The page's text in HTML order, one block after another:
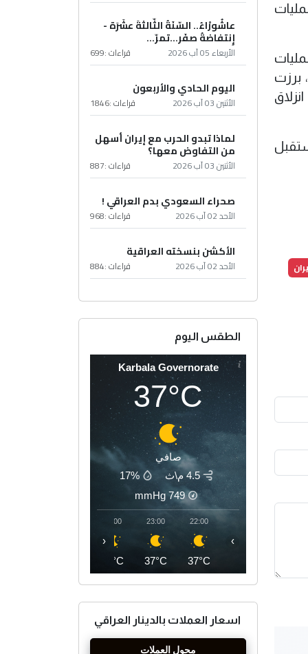
برزت
عاشُورْاءُ.. السّنَةُ الثّالثةَ عشَرَة -
إِنتفاضةُ صفَر…تمرّ...
الأربعاء 05 آب 2026 قراءات :699
اليوم الحادي والأربعون
الأثنين 03 آب 2026 قراءات :1846
لماذا تبدو الحرب مع إيران أسهل
من التفاوض معها؟
الأثنين 03 آب 2026 قراءات :887
صحراء السعودي بدم العراقي !
الأحد 02 آب 2026 قراءات :968
الأكشن بنسخته العراقية
الأحد 02 آب 2026 قراءات :884
الطقس اليوم
Karbala Governorate
37°C
صافي
4.5 م\ث
17%
749
mmHg
22:00
37°C
23:00
37°C
00:00
36°C
‹ ›
اسعار العملات بالدينار العراقي